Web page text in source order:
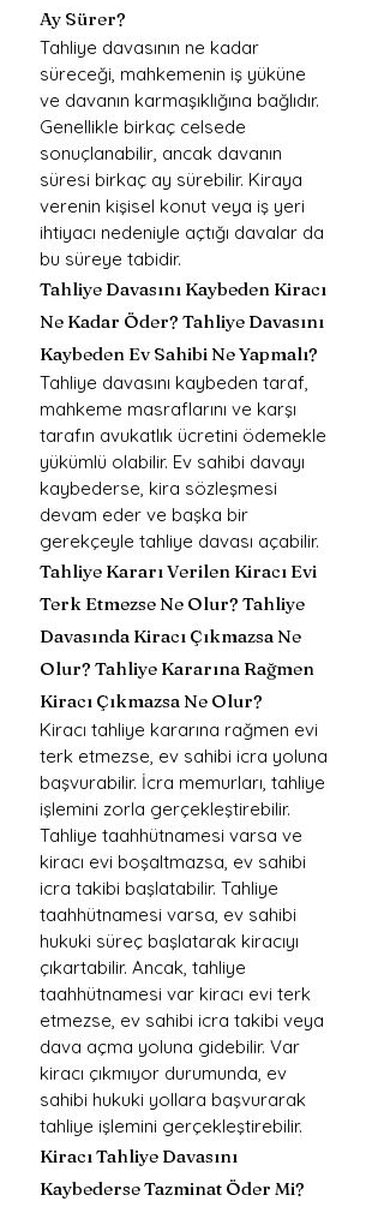
Ay Sürer?
Tahliye davasının ne kadar
süreceği, mahkemenin iş yüküne
ve davanın karmaşıklığına bağlıdır.
Genellikle birkaç celsede
sonuçlanabilir, ancak davanın
süresi birkaç ay sürebilir. Kiraya
verenin kişisel konut veya iş yeri
ihtiyacı nedeniyle açtığı davalar da
bu süreye tabidir.
Tahliye Davasını Kaybeden Kiracı
Ne Kadar Öder? Tahliye Davasını
Kaybeden Ev Sahibi Ne Yapmalı?
Tahliye davasını kaybeden taraf,
mahkeme masraflarını ve karşı
tarafın avukatlık ücretini ödemekle
yükümlü olabilir. Ev sahibi davayı
kaybederse, kira sözleşmesi
devam eder ve başka bir
gerekçeyle tahliye davası açabilir.
Tahliye Kararı Verilen Kiracı Evi
Terk Etmezse Ne Olur? Tahliye
Davasında Kiracı Çıkmazsa Ne
Olur? Tahliye Kararına Rağmen
Kiracı Çıkmazsa Ne Olur?
Kiracı tahliye kararına rağmen evi
terk etmezse, ev sahibi icra yoluna
başvurabilir. İcra memurları, tahliye
işlemini zorla gerçekleştirebilir.
Tahliye taahhütnamesi varsa ve
kiracı evi boşaltmazsa, ev sahibi
icra takibi başlatabilir. Tahliye
taahhütnamesi varsa, ev sahibi
hukuki süreç başlatarak kiracıyı
çıkartabilir. Ancak, tahliye
taahhütnamesi var kiracı evi terk
etmezse, ev sahibi icra takibi veya
dava açma yoluna gidebilir. Var
kiracı çıkmıyor durumunda, ev
sahibi hukuki yollara başvurarak
tahliye işlemini gerçekleştirebilir.
Kiracı Tahliye Davasını
Kaybederse Tazminat Öder Mi?